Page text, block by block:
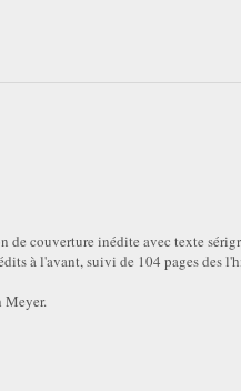
de couverture inédite avec texte
à l'avant, suivi de 104 pages des
Meyer.